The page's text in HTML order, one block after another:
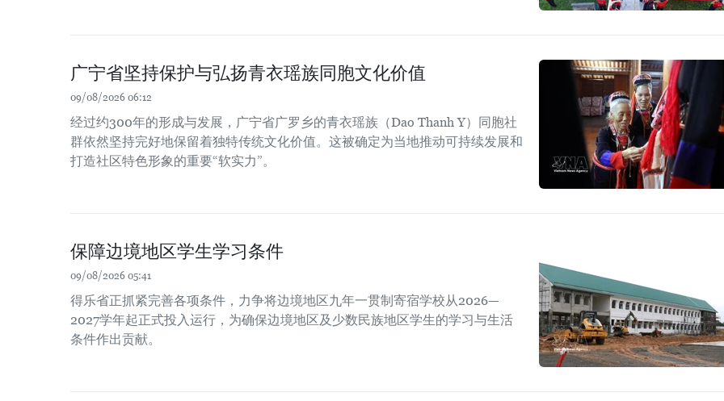
广宁省坚持保护与弘扬青衣瑶族同胞文化价值
09/08/2026 06:12
经过约300年的形成与发展，广宁省广罗乡的青衣瑶族（Dao Thanh Y）同胞社
群依然坚持完好地保留着独特传统文化价值。这被确定为当地推动可持续发展和
打造社区特色形象的重要“软实力”。
保障边境地区学生学习条件
09/08/2026 05:41
得乐省正抓紧完善各项条件，力争将边境地区九年一贯制寄宿学校从2026—
2027学年起正式投入运行，为确保边境地区及少数民族地区学生的学习与生活
条件作出贡献。